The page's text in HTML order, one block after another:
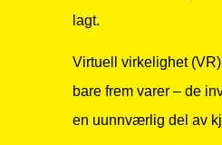
lagt.
Virtuell virkelighet
bare frem varer – de
en uunnværlig del av